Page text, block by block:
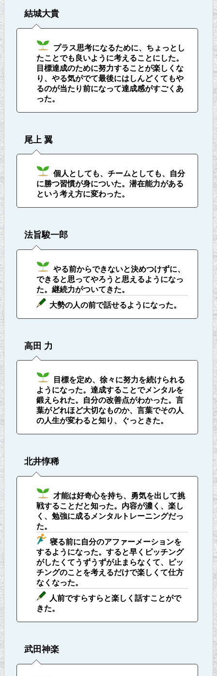
結城大貴
プラス思考になるために、ちょっとし
たことでも良いように考えることにした。
目標達成のために努力することが楽しくな
り、やる気がでて最後にはしんどくてもや
るのが当たり前になって達成感がすごくあ
った。
尾上 翼
個人としても、チームとしても、自分
に勝つ習慣が身についた。潜在能力がある
という考え方に変わった。
法旨駿一郎
やる前からできないと決めつけずに、
できると思ってやろうと思えるようになっ
た。継続力がついてきた。
大勢の人の前で話せるようになった。
高田 力
目標を定め、徐々に努力を続けられる
ようになった。達成することでメンタルを
鍛えられた。自分の改善点がわかった。言
葉がどれほど大切なものか、言葉でその人
の人生が変わると知り、ぐっときた。
北井惇稀
才能は好奇心を持ち、勇気を出して挑
戦することだと知った。内容が濃く、楽し
く、勉強に成るメンタルトレーニングだっ
た。
寝る前に自分のアファーメーションを
するようになった。すると早くピッチング
がしたくてうずうずが止まらなくて、ピッ
チングのことを考えるだけで楽しくて仕方
なくなった。
人前ですらすらと楽しく話すことがで
きた。
武田神楽